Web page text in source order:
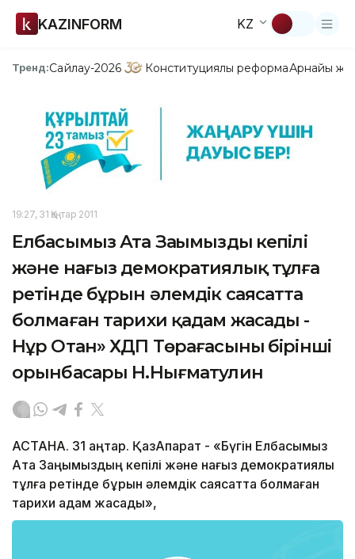
KAZINFORM KZ
Тренд:Сайлау-2026 Конституциялық реформаАрнайы
19:27, 31 Қаңтар 2011
Елбасымыз Ата Заңымыздың кепілі
және нағыз демократиялық тұлға
ретінде бұрын әлемдік саясатта
болмаған тарихи қадам жасады -
Нұр Отан» ХДП Төрағасының бірінші
орынбасары Н.Нығматулин
АСТАНА. 31 қаңтар. ҚазАқпарат - «Бүгін Елбасымыз
Ата Заңымыздың кепілі және нағыз демократиялық
тұлға ретінде бұрын әлемдік саясатта болмаған
тарихи қадам жасады»,